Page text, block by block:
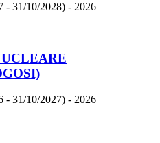
- 31/10/2028) - 2026
- 31/10/2027) - 2026